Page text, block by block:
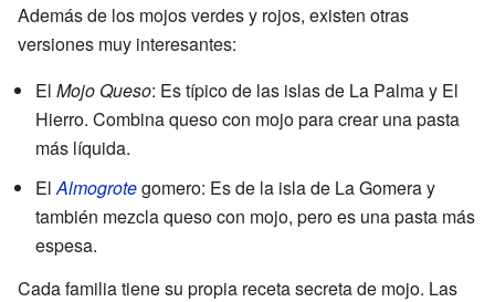
Además de los mojos verdes y rojos, existen otras
versiones muy interesantes:
El Mojo Queso: Es típico de las islas de La Palma y El
Hierro. Combina queso con mojo para crear una pasta
más líquida.
ElAlmogrotegomero: Es de la isla de La Gomera y
también mezcla queso con mojo, pero es una pasta más
espesa.
Cada familia tiene su propia receta secreta de mojo. Las